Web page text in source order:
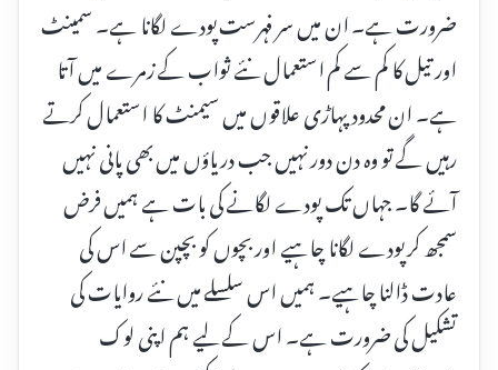
ضرورت ہے۔ ان میں سر فہرست پودے لگانا ہے۔ سمینٹ
اور تیل کا کم سے کم استعمال نئے ثواب کے زمرے میں آتا
ہے۔ ان محدود پہاڑی علاقوں میں سیمنٹ کا استعمال کرتے
رہیں گے تو وہ دن دور نہیں جب دریاؤں میں بھی پانی نہیں
آئے گا۔ جہاں تک پودے لگانے کی بات ہے ہمیں فرض
سمجھ کر پودے لگانا چاہیے اور بچوں کو بچپن سے اس کی
عادت ڈالنا چاہیے۔ ہمیں اس سلسلے میں نئے روایات کی
تشکیل کی ضرورت ہے۔ اس کے لیے ہم اپنی لوک